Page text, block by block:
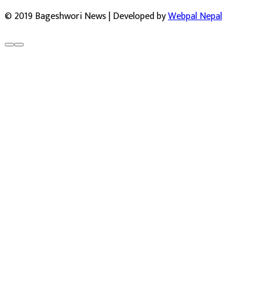
© 2019 Bageshwori News | Developed byWebpal Nepal